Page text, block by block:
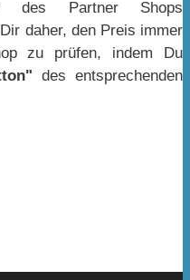
des Partner Shops
daher, den Preis immer
zu prüfen, indem Du
des entsprechenden